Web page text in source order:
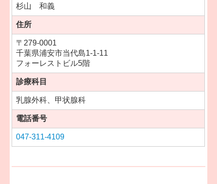
杉山 和義
住所
〒 279-0001
千葉県浦安市当代島1-1-11
フォーレストビル5階
診療科目
乳腺外科、甲状腺科
電話番号
047-311-4109